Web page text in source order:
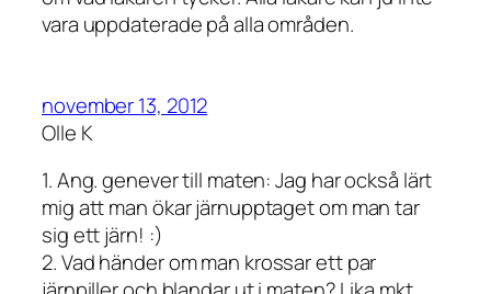
vara uppdaterade på alla områden.
november 13, 2012
Olle K
1. Ang. genever till maten: Jag har också lärt
mig att man ökar järnupptaget om man tar
sig ett järn! :)
2. Vad händer om man krossar ett par